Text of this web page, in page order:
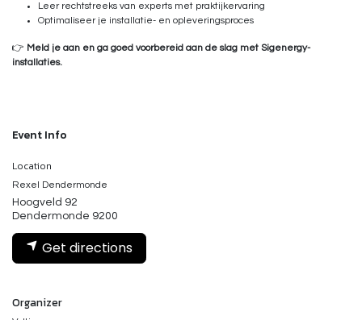
Leer rechtstreeks van experts met praktijkervaring
Optimaliseer je installatie- en opleveringsproces
👉 Meld je aan en ga goed voorbereid aan de slag met Sigenergy-
installaties.
Event Info
Location
Rexel Dendermonde
Hoogveld 92
Dendermonde 9200
Get directions
Organizer